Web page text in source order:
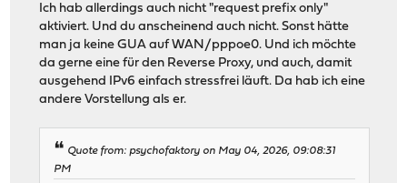
Ich hab allerdings auch nicht "request prefix only"
aktiviert. Und du anscheinend auch nicht. Sonst hätte
man ja keine GUA auf WAN/pppoe0. Und ich möchte
da gerne eine für den Reverse Proxy, und auch, damit
ausgehend IPv6 einfach stressfrei läuft. Da hab ich eine
andere Vorstellung als er.
Quote from: psychofaktory on May 04, 2026, 09:08:31
PM